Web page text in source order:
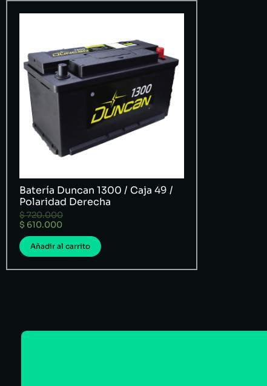
Batería Duncan 1300 / Caja 49 /
Polaridad Derecha
$720.000
$ 610.000
Añadir al carrito